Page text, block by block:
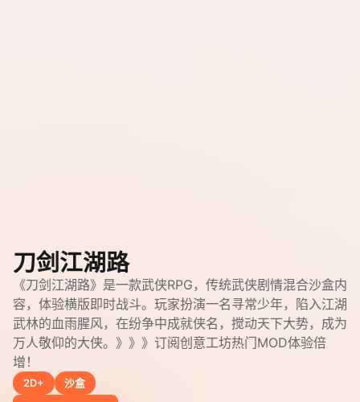
刀剑江湖路
《刀剑江湖路》是一款武侠RPG，传统武侠剧情混合沙盒内
容，体验横版即时战斗。玩家扮演一名寻常少年，陷入江湖
武林的血雨腥风，在纷争中成就侠名，搅动天下大势，成为
万人敬仰的大侠。》》》订阅创意工坊热门MOD体验倍
增！
2D+ 沙盒